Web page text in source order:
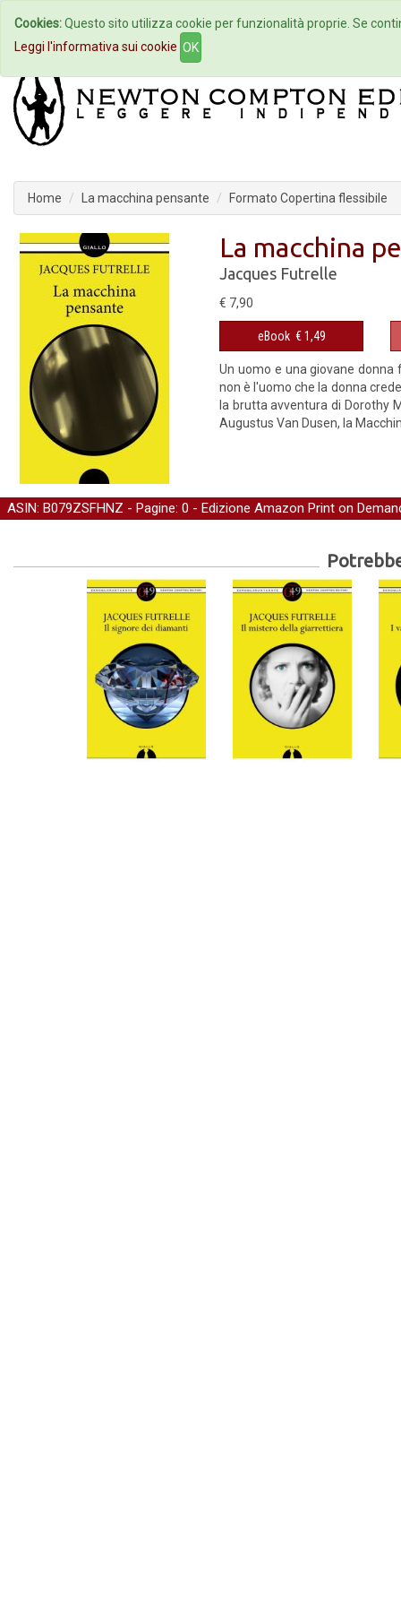
Home Autori Eventi
Home La macchina pensante Formato Copertina flessibile
La macchina
Jacques Futrelle
€ 7,90
eBook € 1,49
Un uomo e una giovane
non è l'uomo che la donna
la brutta avventura di Dorothy
Augustus Van Dusen, la
ASIN: B079ZSFHNZ - Pagine: 0 - Edizione Amazon Print on
Cookies:Questo sito utilizza cookie per funzionalità proprie. Se
Leggi l'informativa sui cookie OK